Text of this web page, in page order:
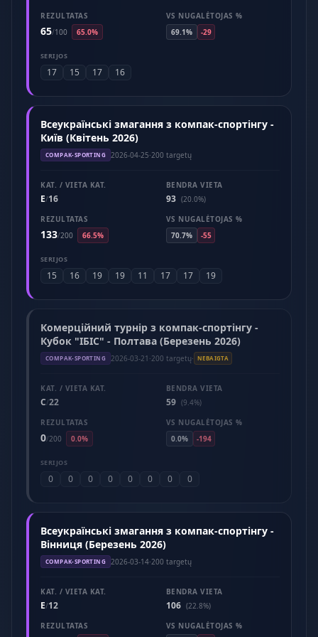
REZULTATAS
65/100 65.0%
VS NUGALĖTOJAS %
69.1%
-29
SERIJOS
17 15 17 16
Всеукраїнські змагання з компак-спортінгу -
Київ (Квітень 2026)
COMPAK-SPORTING 2026-04-25·200 targetų
KAT. / VIETA KAT.
E/16
BENDRA VIETA
93 (20.0%)
REZULTATAS
133/200 66.5%
VS NUGALĖTOJAS %
70.7%
-55
SERIJOS
15 16 19 19 11 17 17 19
Комерційний турнір з компак-спортінгу -
Кубок "ІБІС" - Полтава (Березень 2026)
COMPAK-SPORTING 2026-03-21 ·200 targetų· NEBAIGTA
KAT. / VIETA KAT.
C/22
BENDRA VIETA
59 (9.4%)
REZULTATAS
0/200 0.0%
VS NUGALĖTOJAS %
0.0%
-194
SERIJOS
0 0 0 0 0 0 0 0
Всеукраїнські змагання з компак-спортінгу -
Вінниця (Березень 2026)
COMPAK-SPORTING 2026-03-14·200 targetų
KAT. / VIETA KAT.
E/12
BENDRA VIETA
106 (22.8%)
REZULTATAS
VS NUGALĖTOJAS %